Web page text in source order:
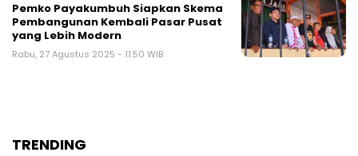
Pemko Payakumbuh Siapkan Skema
Pembangunan Kembali Pasar Pusat
yang Lebih Modern
Rabu, 27 Agustus 2025 - 11:50 WIB
TRENDING